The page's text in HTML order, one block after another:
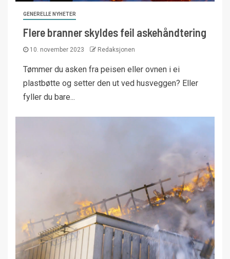
GENERELLE NYHETER
Flere branner skyldes feil askehåndtering
10. november 2023 Redaksjonen
Tømmer du asken fra peisen eller ovnen i ei
plastbøtte og setter den ut ved husveggen? Eller
fyller du bare...